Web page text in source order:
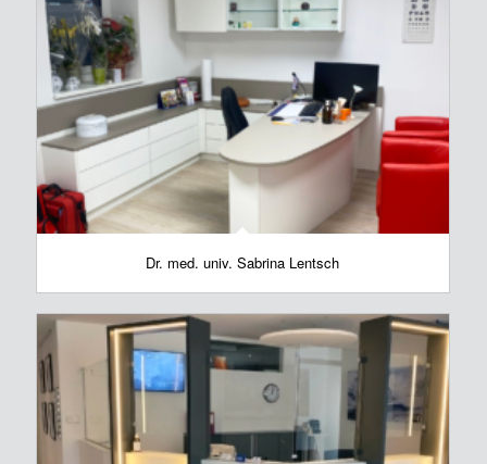
Dr. med. univ. Sabrina Lentsch